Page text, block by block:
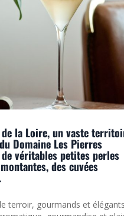
de la Loire, un vaste
Domaine Les Pierres
de véritables petites perles
des cuvées
terroir, gourmands et